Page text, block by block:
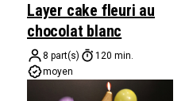
Layer cake fleuri au
chocolat blanc
8 part(s)
120 min.
moyen